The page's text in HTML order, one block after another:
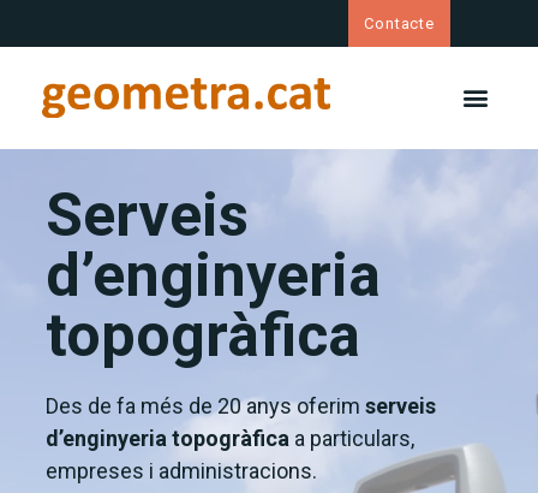
Contacte
Serveis
d’enginyeria
topogràfica
Des de fa més de 20 anys oferim serveis
d’enginyeria topogràfica a particulars,
empreses i administracions.